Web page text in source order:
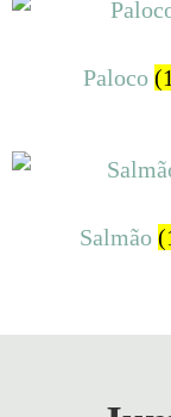
Paloco
Salmão